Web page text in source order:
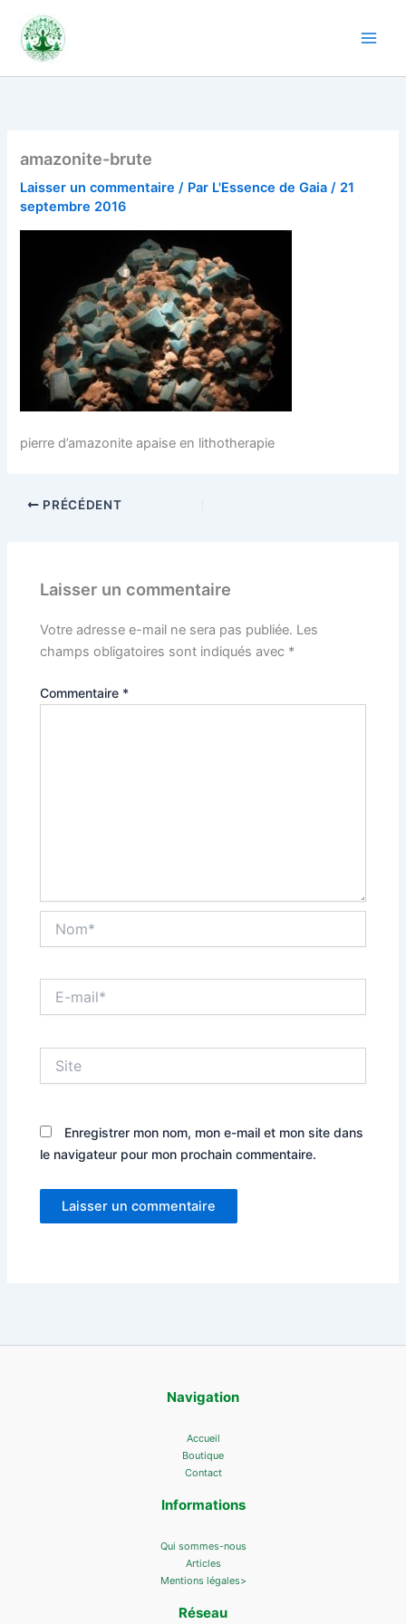
contenu
amazonite-brute
Laisser un commentaire / Par L'Essence de Gaia/ 21
septembre 2016
pierre d’amazonite apaise en lithotherapie
PRÉCÉDENT
Laisser un commentaire
Votre adresse e-mail ne sera pas publiée. Les
champs obligatoires sont indiqués avec *
Commentaire *
mail*
Enregistrer mon nom, mon e-mail et mon site dans
le navigateur pour mon prochain commentaire.
Navigation
Accueil
Boutique
Contact
Informations
Qui sommes-nous
Articles
Mentions légales>
Réseau